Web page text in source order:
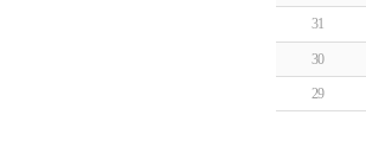
31
30
29